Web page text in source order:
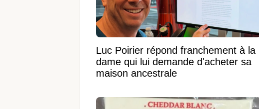
Luc Poirier répond franchement à la
dame qui lui demande d'acheter sa
maison ancestrale